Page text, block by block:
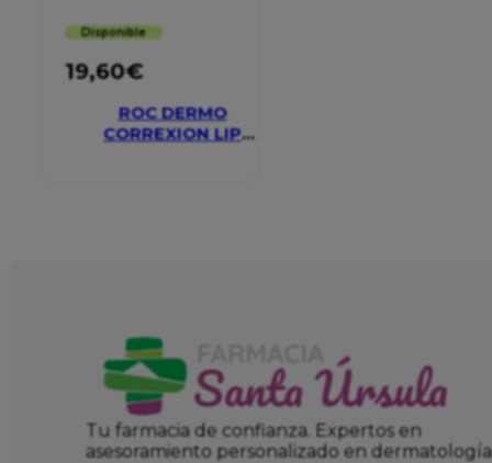
Disponible
19,60€
ROC DERMO
CORREXION LIP
Tu farmacia de confianza. Expertos en
asesoramiento personalizado en dermatología